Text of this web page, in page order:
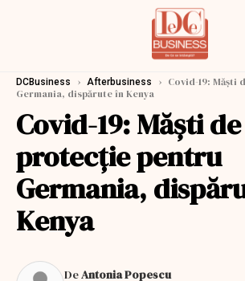
DCBusiness › Afterbusiness › Covid-19:
Germania, dispărute în Kenya
Covid-19: Măști de
protecție pentru
Germania,
Kenya
DeAntonia Popescu